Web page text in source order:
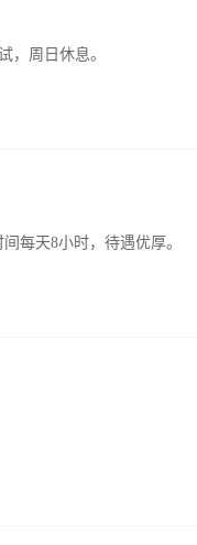
，周日休息。
每天8小时，待遇优厚。